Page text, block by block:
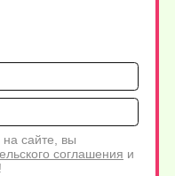
Имя*
сайте, вы
соглашения и
!